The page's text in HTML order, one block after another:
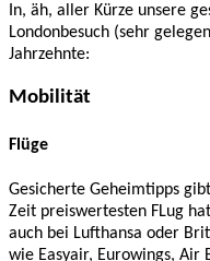
In, äh, aller Kürze unsere
Londonbesuch (sehr
Jahrzehnte:
Mobilität
Flüge
Gesicherte Geheimtipps
Zeit preiswertesten FLug
auch bei Lufthansa oder
wie Easyair, Eurowings, Air